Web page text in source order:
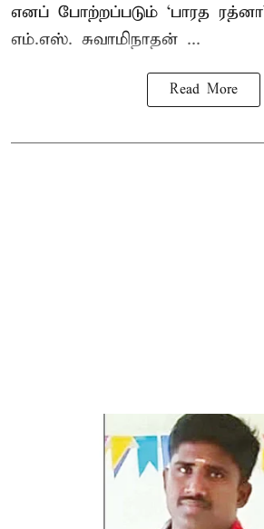
எனப் போற்றப்படும் ‘பாரத
எம்.எஸ். சுவாமிநாதன் ...
Read More